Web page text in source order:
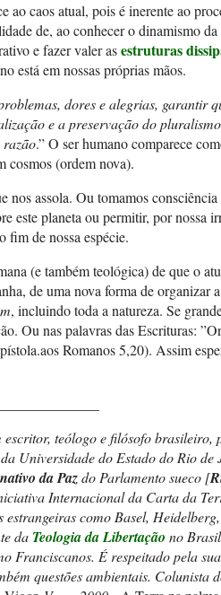
ao caos atual, pois é inerente ao
de, ao conhecer o dinamismo
e fazer valer asestruturas
está em nossas próprias mãos.
dores e alegrias, garantir
e a preservação do
.” O ser humano comparece
cosmos (ordem nova).
nos assola. Ou tomamos
este planeta ou permitir, por nossa
fim de nossa espécie.
(e também teológica) de que o
de uma nova forma de organizar
, incluindo toda a natureza. Se
Ou nas palavras das Escrituras:
Romanos 5,20). Assim
teólogo e filósofo brasileiro,
Universidade do Estado do Rio de
da Pazdo Parlamento sueco [
Internacional da Carta da
estrangeiras como Basel,
da Teologia da Libertação no
Franciscanos. É respeitado pela
questões ambientais. Colunista